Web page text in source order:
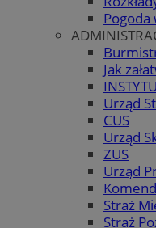
Pogoda
Jak
Urząd
CUS
Urząd
ZUS
Urząd
Straż
Straż